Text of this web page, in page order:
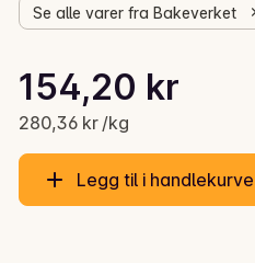
Se alle varer fra Bakeverket
Gjeldende pris er: 154,20 kr
154,20 kr
280,36 kr /kg
Stykkpris: 280,36 kr /kg
Legg til i